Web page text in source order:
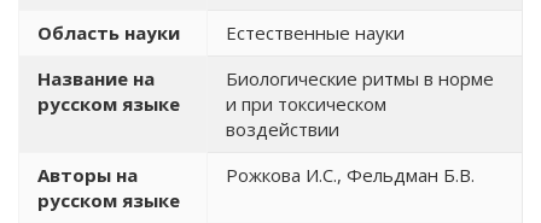
Область науки
Естественные науки
Название на
русском языке
Биологические ритмы в норме
и при токсическом
воздействии
Авторы на
русском языке
Рожкова И.С., Фельдман Б.В.